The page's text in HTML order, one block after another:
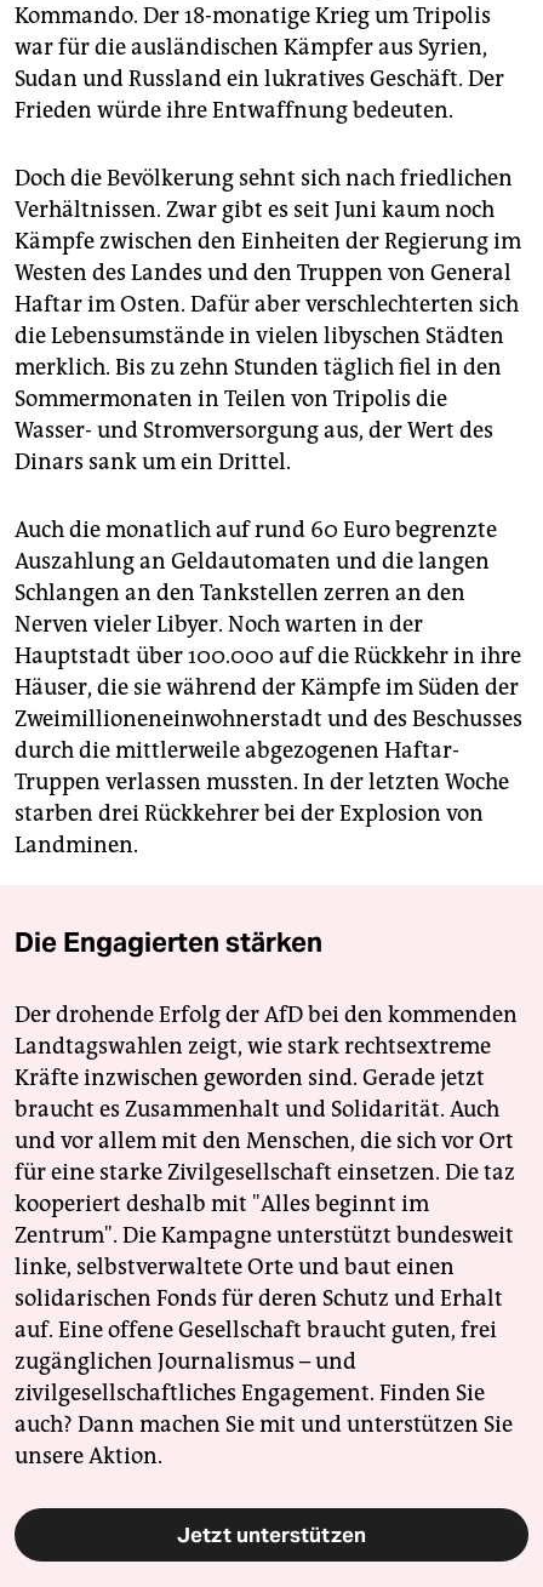
Kommando. Der 18-monatige Krieg um Tripolis
war für die ausländischen Kämpfer aus Syrien,
Sudan und Russland ein lukratives Geschäft. Der
Frieden würde ihre Entwaffnung bedeuten.
Doch die Bevölkerung sehnt sich nach friedlichen
Verhältnissen. Zwar gibt es seit Juni kaum noch
Kämpfe zwischen den Einheiten der Regierung im
Westen des Landes und den Truppen von General
Haftar im Osten. Dafür aber verschlechterten sich
die Lebensumstände in vielen libyschen Städten
merklich. Bis zu zehn Stunden täglich fiel in den
Sommermonaten in Teilen von Tripolis die
Wasser- und Stromversorgung aus, der Wert des
Dinars sank um ein Drittel.
Auch die monatlich auf rund 60 Euro begrenzte
Auszahlung an Geldautomaten und die langen
Schlangen an den Tankstellen zerren an den
Nerven vieler Libyer. Noch warten in der
Hauptstadt über 100.000 auf die Rückkehr in ihre
Häuser, die sie während der Kämpfe im Süden der
Zweimillioneneinwohnerstadt und des Beschusses
durch die mittlerweile abgezogenen Haftar-
Truppen verlassen mussten. In der letzten Woche
starben drei Rückkehrer bei der Explosion von
Landminen.
Die Engagierten stärken
Der drohende Erfolg der AfD bei den kommenden
Landtagswahlen zeigt, wie stark rechtsextreme
Kräfte inzwischen geworden sind. Gerade jetzt
braucht es Zusammenhalt und Solidarität. Auch
und vor allem mit den Menschen, die sich vor Ort
für eine starke Zivilgesellschaft einsetzen. Die taz
kooperiert deshalb mit "Alles beginnt im
Zentrum". Die Kampagne unterstützt bundesweit
linke, selbstverwaltete Orte und baut einen
solidarischen Fonds für deren Schutz und Erhalt
auf. Eine offene Gesellschaft braucht guten, frei
zugänglichen Journalismus – und
zivilgesellschaftliches Engagement. Finden Sie
auch? Dann machen Sie mit und unterstützen Sie
unsere Aktion.
Jetzt unterstützen